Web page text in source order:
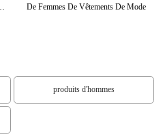
De Femmes De Vêtements De Mode
produits d'hommes